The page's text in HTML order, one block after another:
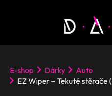
E-shop Dárky
Auto
EZ Wiper – Tekuté stěrače